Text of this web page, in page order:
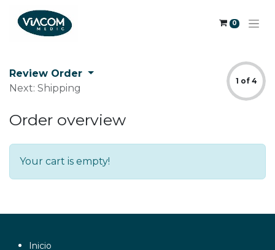
0
Review Order
Next: Shipping
1 of 4
Order overview
Your cart is empty!
Inicio